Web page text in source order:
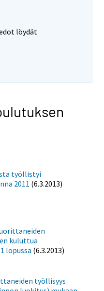
löydät
työllistyi
2011 (6.3.2013)
kuluttua
lopussa (6.3.2013)
työllisyys